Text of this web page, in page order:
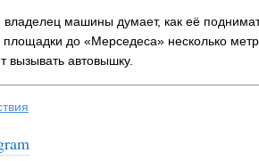
машины думает, как её
до «Мерседеса» несколько
вызывать автовышку.